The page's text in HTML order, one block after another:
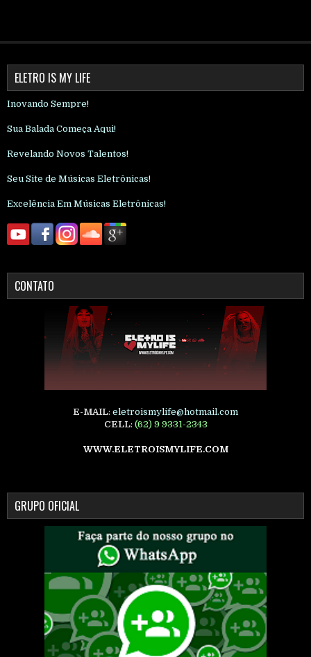
ELETRO IS MY LIFE
Inovando Sempre!
Sua Balada Começa Aqui!
Revelando Novos Talentos!
Seu Site de Músicas Eletrônicas!
Excelência Em Músicas Eletrônicas!
CONTATO
E-MAIL: eletroismylife@hotmail.com
CELL: (62) 9 9331-2343
WWW.ELETROISMYLIFE.COM
GRUPO OFICIAL